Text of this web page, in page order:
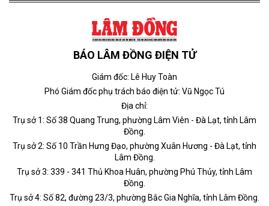
BÁO LÂM ĐỒNG ĐIỆN TỬ
Giám đốc: Lê Huy Toàn
Phó Giám đốc phụ trách báo điện tử: Vũ Ngọc Tú
Địa chỉ:
Trụ sở 1: Số 38 Quang Trung, phường Lâm Viên - Đà Lạt, tỉnh Lâm
Đồng.
Trụ sở 2: Số 10 Trần Hưng Đạo, phường Xuân Hương - Đà Lạt, tỉnh
Lâm Đồng.
Trụ sở 3: 339 - 341 Thủ Khoa Huân, phường Phú Thủy, tỉnh Lâm
Đồng.
Trụ sở 4: Số 82, đường 23/3, phường Bắc Gia Nghĩa, tỉnh Lâm Đồng.